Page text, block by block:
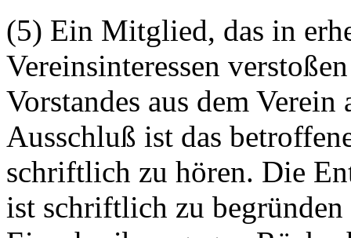
(5) Ein Mitglied, das in
Vereinsinteressen
Vorstandes aus dem
Ausschluß ist das
schriftlich zu hören. Die
ist schriftlich zu